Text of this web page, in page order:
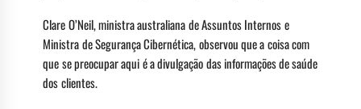
Clare O’Neil, ministra australiana de Assuntos Internos e
Ministra de Segurança Cibernética, observou que a coisa com
que se preocupar aqui é a divulgação das informações de saúde
dos clientes.